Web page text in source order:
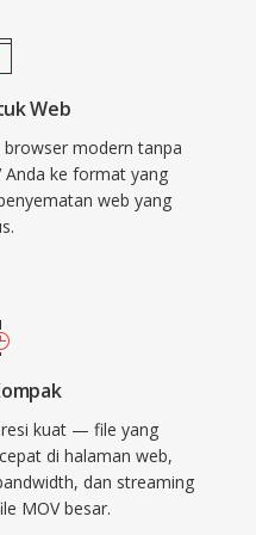
dekade evolusi
Chrome,
dan YouTube
WebM sebagai
untuk sebagian
mendukung fitur
baru ini, WebM
video AV1,
sarana untuk
kompresi
lisensi, dan
menjadikan WebM
multimedia web
Web
modern tanpa
Anda ke format yang
web yang
kuat — file yang
di halaman web,
dan streaming
MOV besar.